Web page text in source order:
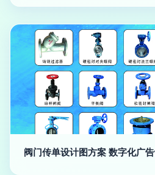
阀门传单设计图方案 数字化广